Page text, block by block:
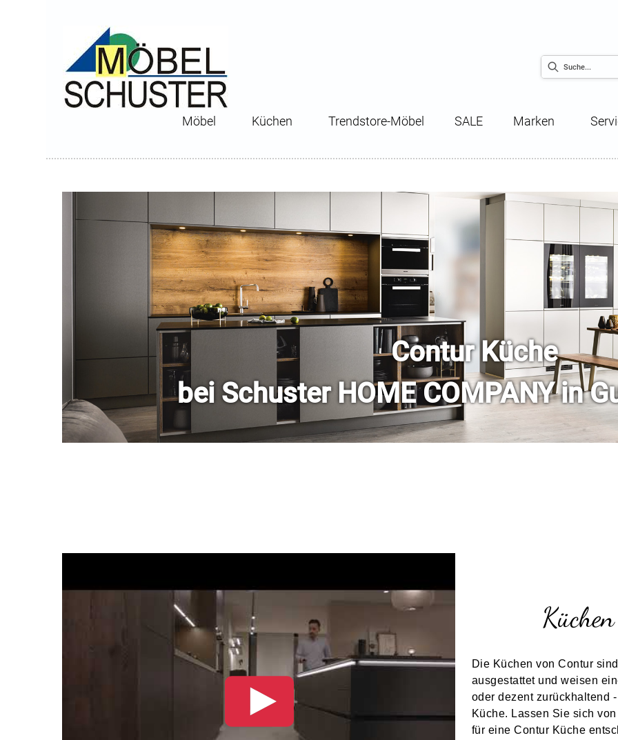
Möbel Küchen Trendstore-Möbel SALE Marken
Contur Küche
bei Schuster HOME COMPANY in
Die Küchen von Contur
ausgestattet und weisen
oder dezent zurückhaltend
Küche. Lassen Sie sich
für eine Contur Küche